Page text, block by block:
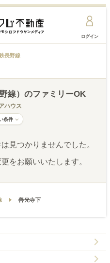
ログイン
長野線
線） のファミリーOK
ハウス
条件
見つかりませんでした。
をお願いいたします。
善光寺下